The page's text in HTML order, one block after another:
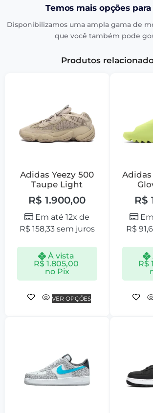
Temos mais opções
Disponibilizamos uma ampla gama de
que você também pode
Produtos
Adidas Yeezy 500
Taupe Light
R$ 1.900,00
Em até 12x de
R$ 158,33sem juros
À vista
R$1.805,00
no Pix
VER OPÇÕES
Adidas
R$
R$
R$